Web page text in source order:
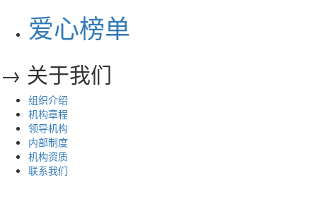
爱心榜单
→ 关于我们
组织介绍
机构章程
领导机构
内部制度
机构资质
联系我们